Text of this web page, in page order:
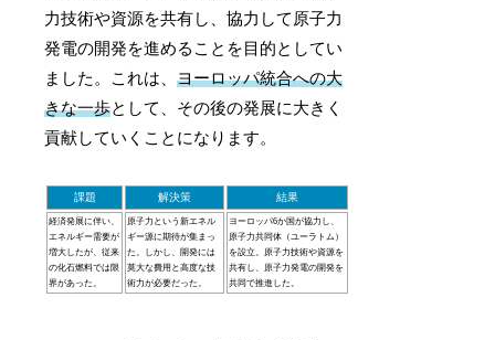
力技術や資源を共有し、協力して原子力
発電の開発を進めることを目的としてい
ました。これは、ヨーロッパ統合への大
きな一歩として、その後の発展に大きく
貢献していくことになります。
課題 解決策 結果
経済発展に伴い、
エネルギー需要が
増大したが、従来
の化石燃料では限
界があった。
原子力という新エネル
ギー源に期待が集まっ
た。しかし、開発には
莫大な費用と高度な技
術力が必要だった。
ヨーロッパ6か国が協力し、
原子力共同体（ユーラトム）
を設立。原子力技術や資源を
共有し、原子力発電の開発を
共同で推進した。